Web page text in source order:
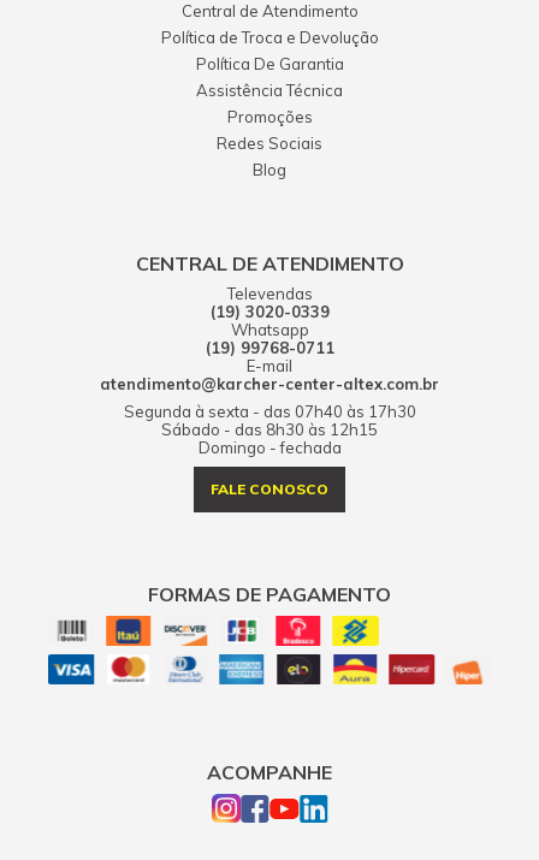
Central de Atendimento
Política de Troca e Devolução
Política De Garantia
Assistência Técnica
Promoções
Redes Sociais
Blog
CENTRAL DE ATENDIMENTO
Televendas
(19) 3020-0339
Whatsapp
(19) 99768-0711
E-mail
atendimento@karcher-center-altex.com.br
Segunda à sexta - das 07h40 às 17h30
Sábado - das 8h30 às 12h15
Domingo - fechada
FALE CONOSCO
FORMAS DE PAGAMENTO
ACOMPANHE